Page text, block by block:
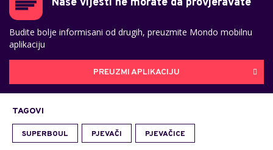
Naše vijesti ne morate da provjeravate
Budite bolje informisani od drugih, preuzmite Mondo mobilnu
aplikaciju
PREUZMI APLIKACIJU
TAGOVI
SUPERBOUL PJEVAČI PJEVAČICE